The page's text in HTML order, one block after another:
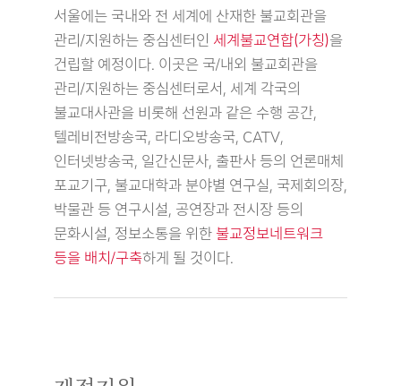
서울에는 국내와 전 세계에 산재한 불교회관을
관리/지원하는 중심센터인 세계불교연합(가칭)을
건립할 예정이다. 이곳은 국/내외 불교회관을
관리/지원하는 중심센터로서, 세계 각국의
불교대사관을 비롯해 선원과 같은 수행 공간,
텔레비전방송국, 라디오방송국, CATV,
인터넷방송국, 일간신문사, 출판사 등의 언론매체
포교기구, 불교대학과 분야별 연구실, 국제회의장,
박물관 등 연구시설, 공연장과 전시장 등의
문화시설, 정보소통을 위한 불교정보네트워크
등을 배치/구축하게 될 것이다.